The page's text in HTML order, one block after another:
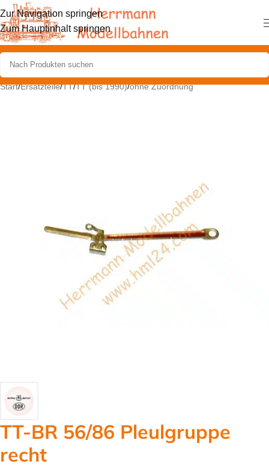
Zur Navigation springen
Zum Hauptinhalt springen
Start/Ersatzteile/TT/TT (bis 1990)/ohne Zuordnung
TT-BR 56/86 Pleulgruppe
recht